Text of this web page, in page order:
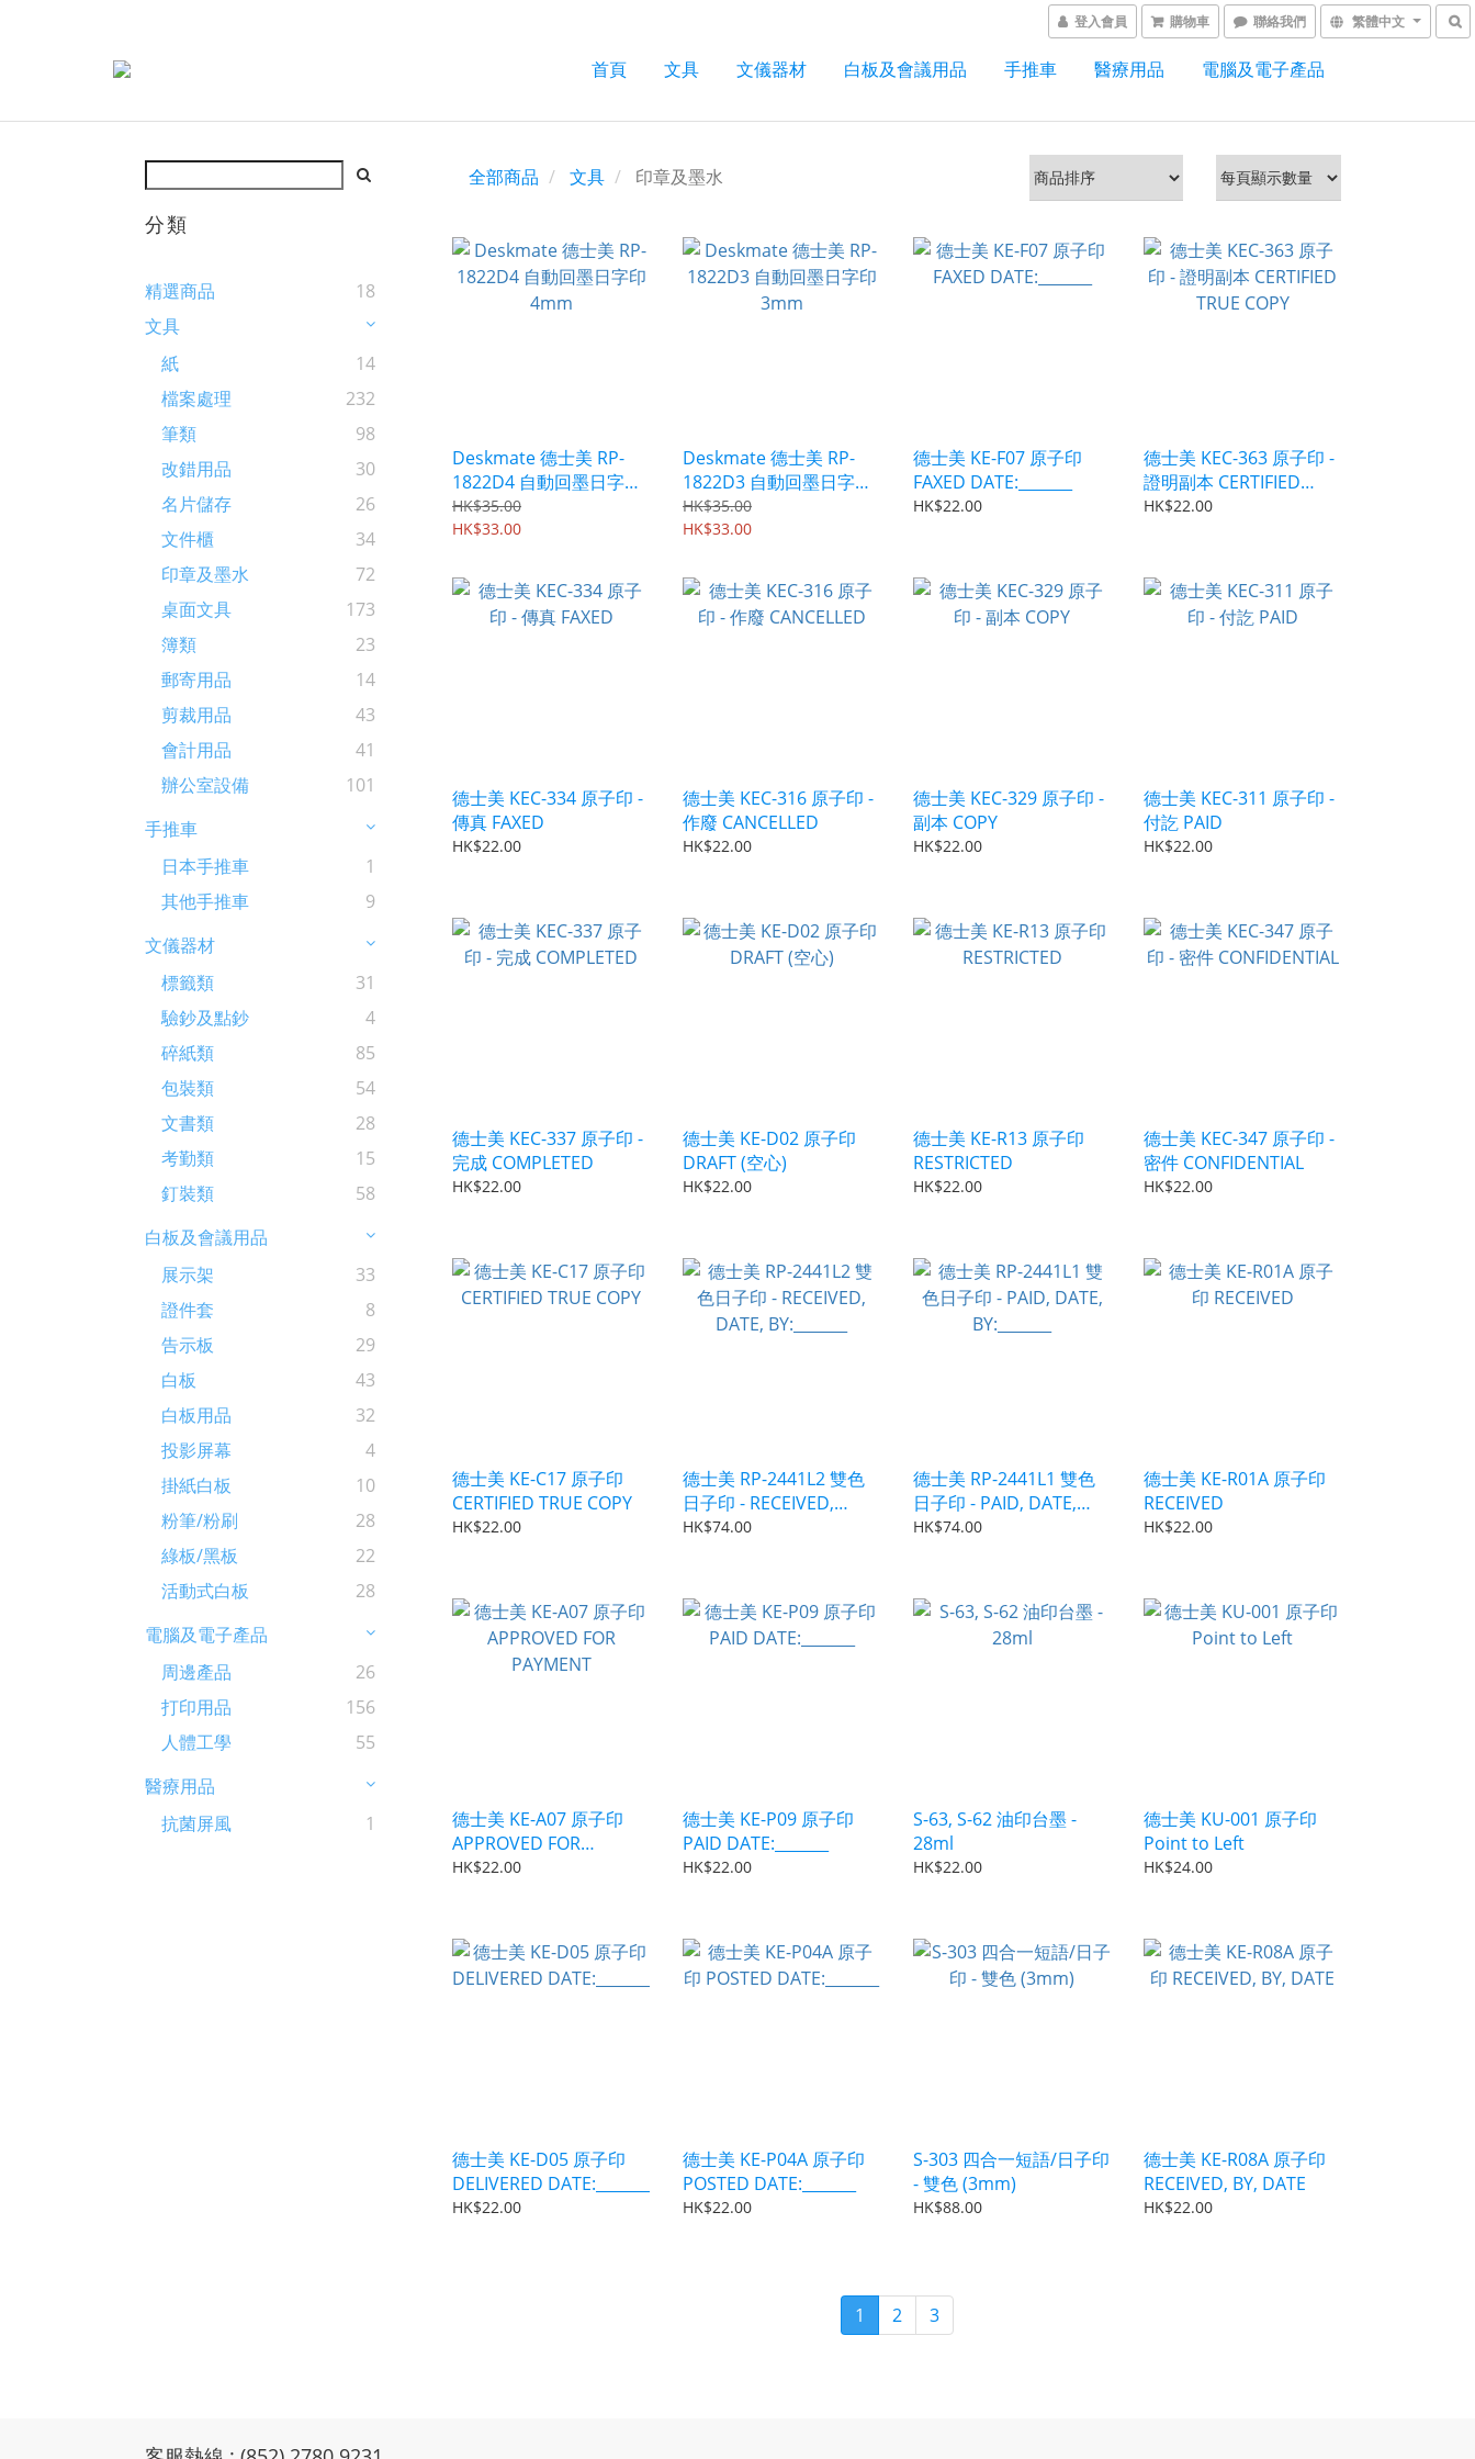
登入會員 購物車 聯絡我們 繁體中文
首頁 文具 文儀器材 白板及會議用品 手推車 醫療用品 電腦及電子產品
分類
精選商品
18
文具
紙
14
檔案處理
232
筆類
98
改錯用品
30
名片儲存
26
文件櫃
34
印章及墨水
72
桌面文具
173
簿類
23
郵寄用品
14
剪裁用品
43
會計用品
41
辦公室設備
101
手推車
日本手推車
1
其他手推車
9
文儀器材
標籤類
31
驗鈔及點鈔
4
碎紙類
85
包裝類
54
文書類
28
考勤類
15
釘裝類
58
白板及會議用品
展示架
33
證件套
8
告示板
29
白板
43
白板用品
32
投影屏幕
4
掛紙白板
10
粉筆/粉刷
28
綠板/黑板
22
活動式白板
28
電腦及電子產品
周邊產品
26
打印用品
156
人體工學
55
醫療用品
抗菌屏風
1
全部商品 文具 印章及墨水
Deskmate 德士美 RP-
1822D4 自動回墨日字印
4mm
HK$35.00
HK$33.00
Deskmate 德士美 RP-
1822D3 自動回墨日字印
3mm
HK$35.00
HK$33.00
德士美 KE-F07 原子印
FAXED DATE:_______
HK$22.00
德士美 KEC-363 原子印 -
證明副本 CERTIFIED
TRUE COPY
HK$22.00
德士美 KEC-334 原子印 -
傳真 FAXED
HK$22.00
德士美 KEC-316 原子印 -
作廢 CANCELLED
HK$22.00
德士美 KEC-329 原子印 -
副本 COPY
HK$22.00
德士美 KEC-311 原子印 -
付訖 PAID
HK$22.00
德士美 KEC-337 原子印 -
完成 COMPLETED
HK$22.00
德士美 KE-D02 原子印
DRAFT (空心)
HK$22.00
德士美 KE-R13 原子印
RESTRICTED
HK$22.00
德士美 KEC-347 原子印 -
密件 CONFIDENTIAL
HK$22.00
德士美 KE-C17 原子印
CERTIFIED TRUE COPY
HK$22.00
德士美 RP-2441L2 雙色
日子印 - RECEIVED,
DATE, BY:_______
HK$74.00
德士美 RP-2441L1 雙色
日子印 - PAID, DATE,
BY:_______
HK$74.00
德士美 KE-R01A 原子印
RECEIVED
HK$22.00
德士美 KE-A07 原子印
APPROVED FOR
PAYMENT
HK$22.00
德士美 KE-P09 原子印
PAID DATE:_______
HK$22.00
S-63, S-62 油印台墨 -
28ml
HK$22.00
德士美 KU-001 原子印
Point to Left
HK$24.00
德士美 KE-D05 原子印
DELIVERED DATE:_______
HK$22.00
德士美 KE-P04A 原子印
POSTED DATE:_______
HK$22.00
S-303 四合一短語/日子印
- 雙色 (3mm)
HK$88.00
德士美 KE-R08A 原子印
RECEIVED, BY, DATE
HK$22.00
1 2 3